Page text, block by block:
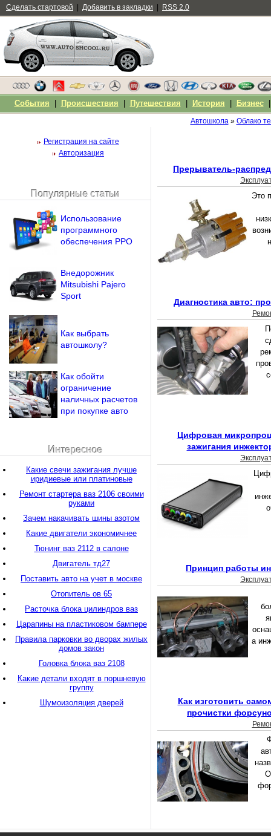
Автошкола» Облако
Прерыватель-
Это
Диагностика авто:
Цифровая
зажигания
Принцип работы
а
Как изготовить
прочистки
Регистрация на сайте
Авторизация
Напомнить пароль?
Популярные статьи
Использование
программного
обеспечения PPO
Внедорожник
Mitsubishi Pajero
Sport
Как выбрать
автошколу?
Как обойти
ограничение
наличных расчетов
при покупке авто
Интересное
Какие свечи зажигания лучше
иридиевые или платиновые
Ремонт стартера ваз 2106 своими
руками
Зачем накачивать шины азотом
Какие двигатели экономичнее
Тюнинг ваз 2112 в салоне
Двигатель тд27
Поставить авто на учет в москве
Отопитель ов 65
Расточка блока цилиндров ваз
Царапины на пластиковом бампере
Правила парковки во дворах жилых
домов закон
Головка блока ваз 2108
Какие детали входят в поршневую
группу
Шумоизоляция дверей
Сделать стартовой Добавить в закладки RSS 2.0
События Происшествия Путешествия История Бизнес